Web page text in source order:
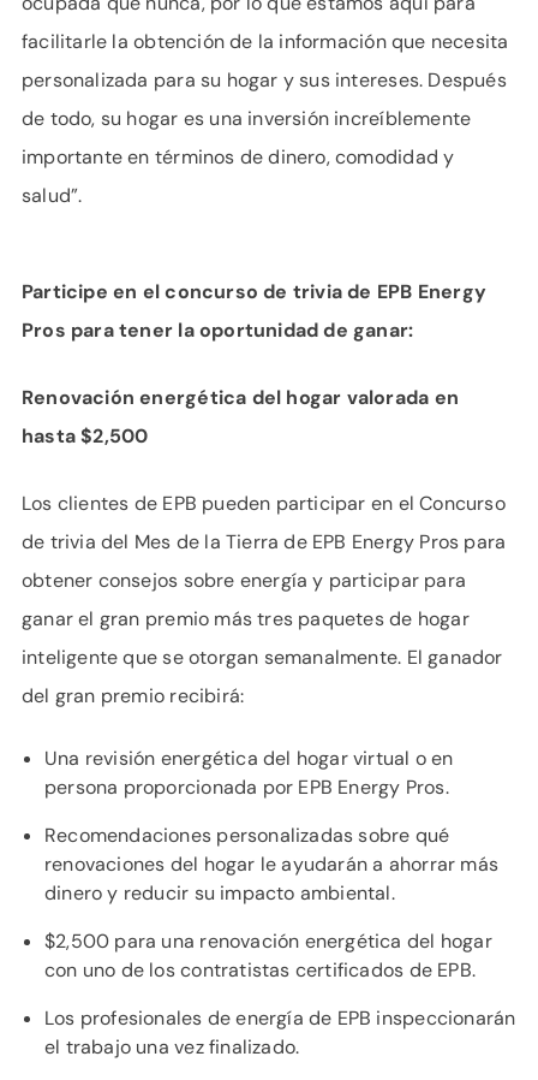
facilitarle la obtención de la información que necesita
personalizada para su hogar y sus intereses. Después
de todo, su hogar es una inversión increíblemente
importante en términos de dinero, comodidad y
salud”.
Participe en el concurso de trivia de EPB Energy
Pros para tener la oportunidad de ganar:
Renovación energética del hogar valorada en
hasta $2,500
Los clientes de EPB pueden participar en el Concurso
de trivia del Mes de la Tierra de EPB Energy Pros para
obtener consejos sobre energía y participar para
ganar el gran premio más tres paquetes de hogar
inteligente que se otorgan semanalmente. El ganador
del gran premio recibirá:
Una revisión energética del hogar virtual o en
persona proporcionada por EPB Energy Pros.
Recomendaciones personalizadas sobre qué
renovaciones del hogar le ayudarán a ahorrar más
dinero y reducir su impacto ambiental.
$2,500 para una renovación energética del hogar
con uno de los contratistas certificados de EPB.
Los profesionales de energía de EPB inspeccionarán
el trabajo una vez finalizado.